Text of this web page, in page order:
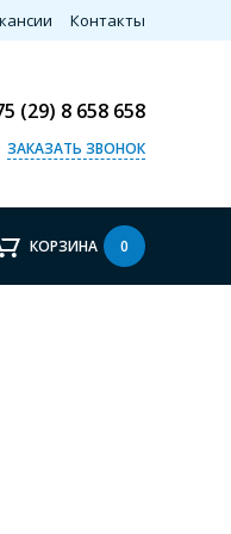
Контакты
(29) 8 658 658
ЗАКАЗАТЬ ЗВОНОК
КОРЗИНА 0